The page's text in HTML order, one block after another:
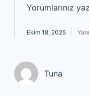
Yorumlarınız
Ekim 18, 2025
Tuna